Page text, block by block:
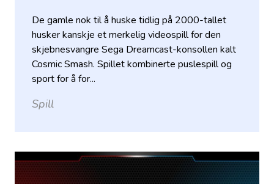
De gamle nok til å huske tidlig på 2000-tallet
husker kanskje et merkelig videospill for den
skjebnesvangre Sega Dreamcast-konsollen kalt
Cosmic Smash. Spillet kombinerte puslespill og
sport for å for...
Spill